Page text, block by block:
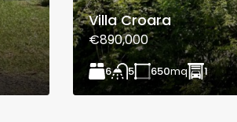
Villa Croara
€890,000
6 5 650mq 1